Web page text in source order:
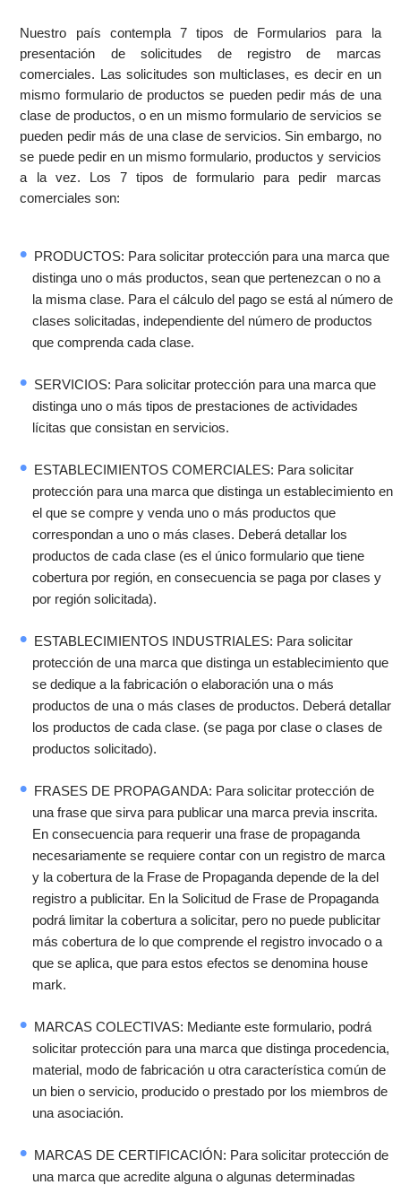
Nuestro país contempla 7 tipos de Formularios para la
presentación de solicitudes de registro de marcas
comerciales. Las solicitudes son multiclases, es decir en un
mismo formulario de productos se pueden pedir más de una
clase de productos, o en un mismo formulario de servicios se
pueden pedir más de una clase de servicios. Sin embargo, no
se puede pedir en un mismo formulario, productos y servicios
a la vez. Los 7 tipos de formulario para pedir marcas
comerciales son:
PRODUCTOS: Para solicitar protección para una marca que
distinga uno o más productos, sean que pertenezcan o no a
la misma clase. Para el cálculo del pago se está al número de
clases solicitadas, independiente del número de productos
que comprenda cada clase.
SERVICIOS: Para solicitar protección para una marca que
distinga uno o más tipos de prestaciones de actividades
lícitas que consistan en servicios.
ESTABLECIMIENTOS COMERCIALES: Para solicitar
protección para una marca que distinga un establecimiento en
el que se compre y venda uno o más productos que
correspondan a uno o más clases. Deberá detallar los
productos de cada clase (es el único formulario que tiene
cobertura por región, en consecuencia se paga por clases y
por región solicitada).
ESTABLECIMIENTOS INDUSTRIALES: Para solicitar
protección de una marca que distinga un establecimiento que
se dedique a la fabricación o elaboración una o más
productos de una o más clases de productos. Deberá detallar
los productos de cada clase. (se paga por clase o clases de
productos solicitado).
FRASES DE PROPAGANDA: Para solicitar protección de
una frase que sirva para publicar una marca previa inscrita.
En consecuencia para requerir una frase de propaganda
necesariamente se requiere contar con un registro de marca
y la cobertura de la Frase de Propaganda depende de la del
registro a publicitar. En la Solicitud de Frase de Propaganda
podrá limitar la cobertura a solicitar, pero no puede publicitar
más cobertura de lo que comprende el registro invocado o a
que se aplica, que para estos efectos se denomina house
mark.
MARCAS COLECTIVAS: Mediante este formulario, podrá
solicitar protección para una marca que distinga procedencia,
material, modo de fabricación u otra característica común de
un bien o servicio, producido o prestado por los miembros de
una asociación.
MARCAS DE CERTIFICACIÓN: Para solicitar protección de
una marca que acredite alguna o algunas determinadas